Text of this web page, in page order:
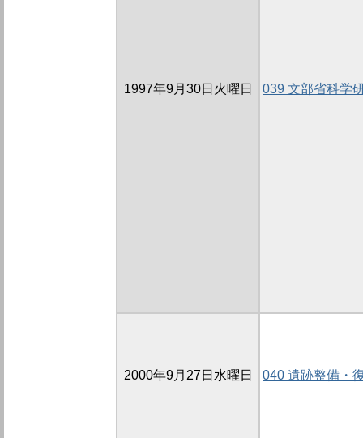
1997年9月30日火曜日 039 文部省科学
2000年9月27日水曜日 040 遺跡整備・